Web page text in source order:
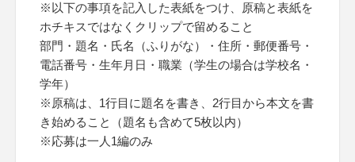
※以下の事項を記入した表紙をつけ、原稿と表紙を
ホチキスではなくクリップで留めること
部門・題名・氏名（ふりがな）・住所・郵便番号・
電話番号・生年月日・職業（学生の場合は学校名・
学年）
※原稿は、1行目に題名を書き、2行目から本文を書
き始めること（題名も含めて5枚以内）
※応募は一人1編のみ